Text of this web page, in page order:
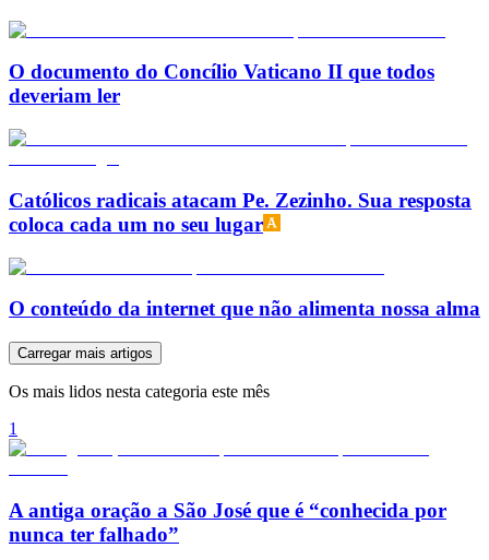
O documento do Concílio Vaticano II que todos
deveriam ler
Católicos radicais atacam Pe. Zezinho. Sua resposta
coloca cada um no seu lugar
O conteúdo da internet que não alimenta nossa alma
Carregar mais artigos
Os mais lidos nesta categoria este mês
1
A antiga oração a São José que é “conhecida por
nunca ter falhado”